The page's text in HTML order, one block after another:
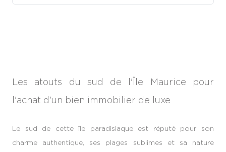
Les atouts du sud de l'Île Maurice pour
l'achat d'un bien immobilier de luxe
Le sud de cette île paradisiaque est réputé pour son
charme authentique, ses plages sublimes et sa nature